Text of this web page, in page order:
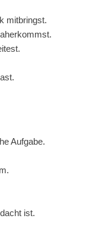
mitbringst.
Aufgabe.
ist.